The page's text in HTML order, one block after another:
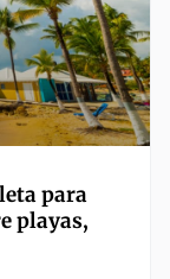
para
playas,